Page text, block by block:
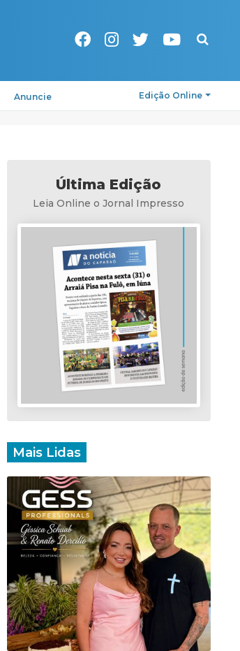
Pesquisa
Anuncie Edição Online
Última Edição
Leia Online o Jornal Impresso
Mais Lidas